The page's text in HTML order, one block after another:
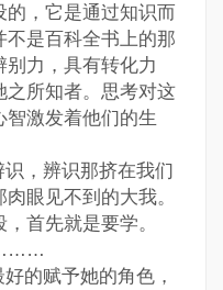
，它是通过知识而
是百科全书上的那
力，具有转化力
之所知者。思考对这
激发着他们的生
，辨识那挤在我们
眼见不到的大我。
首先就是要学。
的赋予她的角色，